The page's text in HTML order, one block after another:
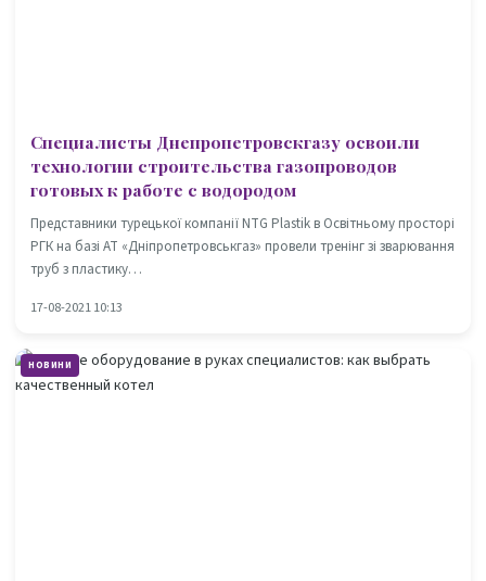
Специалисты Днепропетровскгазу освоили
технологии строительства газопроводов
готовых к работе с водородом
Представники турецької компанії NTG Plastik в Освітньому просторі
РГК на базі АТ «Дніпропетровськгаз» провели тренінг зі зварювання
труб з пластику…
17-08-2021 10:13
НОВИНИ